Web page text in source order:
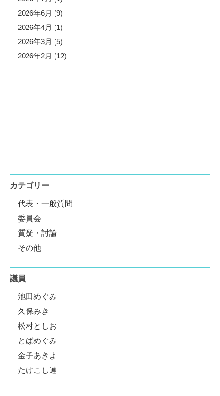
2026年6月 (9)
2026年4月 (1)
2026年3月 (5)
2026年2月 (12)
カテゴリー
代表・一般質問
委員会
質疑・討論
その他
議員
池田めぐみ
久保みき
松村としお
とばめぐみ
金子あきよ
たけこし連